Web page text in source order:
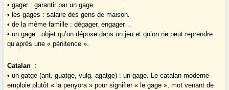
• gager : garantir par un gage.
• les gages : salaire des gens de maison.
• de la même famille : dégager, engager…
• un gage : objet qu’on dépose dans un jeu et qu’on ne peut reprendre
qu’après une « pénitence ».
Catalan :
• un gatge (ant. guatge, vulg. agatge) : un gage. Le catalan moderne
emploie plutôt « la penyora » pour signifier « le gage », mot venant de